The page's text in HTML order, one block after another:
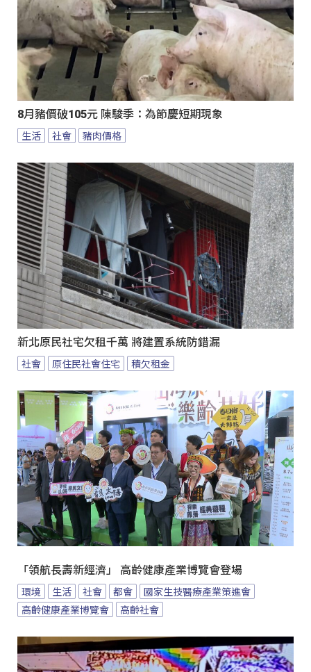
8月豬價破105元 陳駿季：為節慶短期現象
生活 社會 豬肉價格
新北原民社宅欠租千萬 將建置系統防錯漏
社會 原住民社會住宅 積欠租金
「領航長壽新經濟」 高齡健康產業博覽會登場
環境 生活 社會 都會
國家生技醫療產業策進會
高齡健康產業博覽會
高齡社會